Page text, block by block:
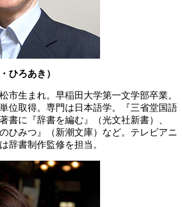
ひろあき）
市生まれ。早稲田大学第一文学部卒業。
位取得。専門は日本語学。『三省堂国語
書に『辞書を編む』（光文社新書）、
ひみつ』（新潮文庫）など。テレビアニ
辞書制作監修を担当。